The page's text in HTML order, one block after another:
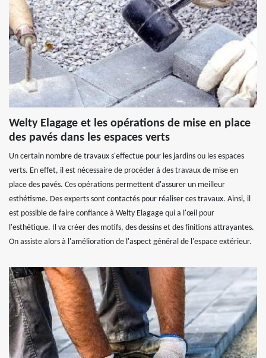
Welty Elagage et les opérations de mise en place
des pavés dans les espaces verts
Un certain nombre de travaux s'effectue pour les jardins ou les espaces
verts. En effet, il est nécessaire de procéder à des travaux de mise en
place des pavés. Ces opérations permettent d'assurer un meilleur
esthétisme. Des experts sont contactés pour réaliser ces travaux. Ainsi, il
est possible de faire confiance à Welty Elagage qui a l'œil pour
l'esthétique. Il va créer des motifs, des dessins et des finitions attrayantes.
On assiste alors à l'amélioration de l'aspect général de l'espace extérieur.